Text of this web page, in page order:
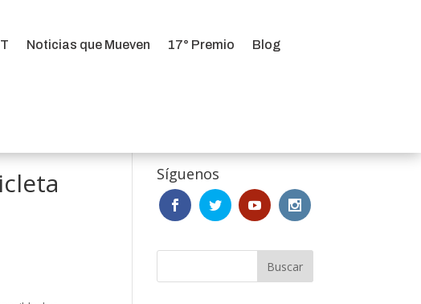
Noticias que Mueven 17° Premio Blog
Síguenos